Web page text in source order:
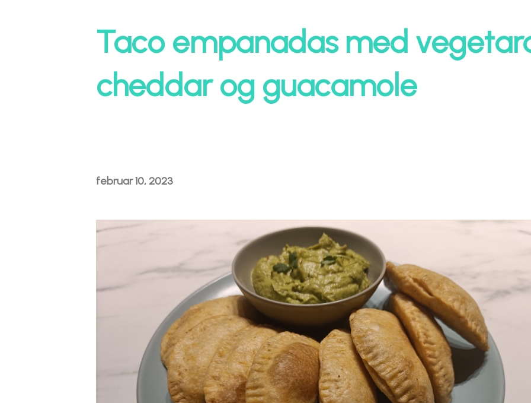
Taco empanadas med
cheddar og guacamole
februar 10, 2023